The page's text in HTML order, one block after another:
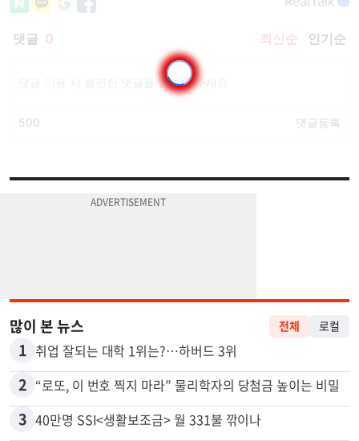
많이 본 뉴스
1 취업 잘되는 대학 1위는?…하버드 3위
2 “로또, 이 번호 찍지 마라” 물리학자의 당첨금 높이는 비밀